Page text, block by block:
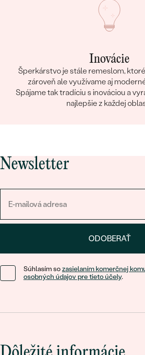
Inovácie
Šperkárstvo je stále remeslom,
zároveň ale využívame aj
Spájame tak tradíciu s inováciou a
najlepšie z každej
Newsletter
ODOBERAŤ
Súhlasím sozasielaním komerčnej
osobných údajov pre tieto účely.